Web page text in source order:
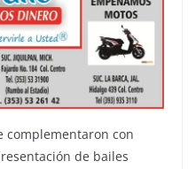
complementaron con
de bailes